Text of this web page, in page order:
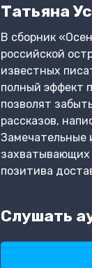
Татьяна
В сборник
российской
известных
полный эффект
позволят
рассказов,
Замечательные
захватывающих
позитива
Слушать